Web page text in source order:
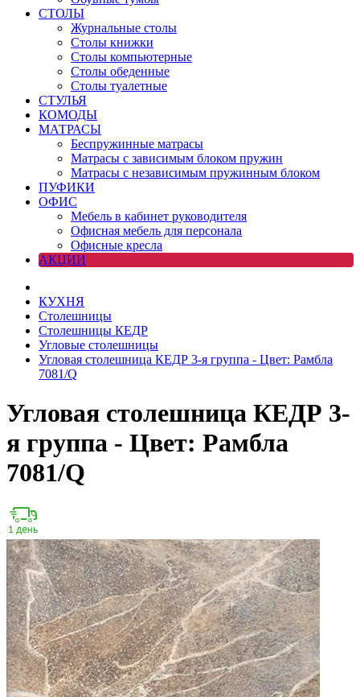
СТОЛЫ
Журнальные столы
Столы книжки
Столы компьютерные
Столы обеденные
Столы туалетные
СТУЛЬЯ
КОМОДЫ
МАТРАСЫ
Беспружинные матрасы
Матрасы с зависимым блоком пружин
Матрасы с независимым пружинным блоком
ПУФИКИ
ОФИС
Мебель в кабинет руководителя
Офисная мебель для персонала
Офисные кресла
АКЦИИ
КУХНЯ
Столешницы
Столешницы КЕДР
Угловые столешницы
Угловая столешница КЕДР 3-я группа - Цвет: Рамбла
7081/Q
Угловая столешница КЕДР 3-
я группа - Цвет: Рамбла
7081/Q